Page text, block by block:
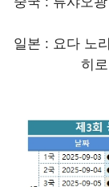
일본 : 요다 노
히